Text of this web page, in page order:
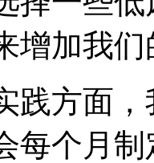
增加我
践方面
每个月